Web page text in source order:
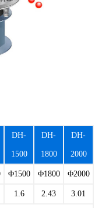
DH-
1500
DH-
1800
DH-
2000
Φ1500 Φ1800 Φ2000
1.6 2.43 3.01